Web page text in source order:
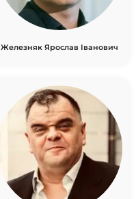
Железняк Ярослав Іванович